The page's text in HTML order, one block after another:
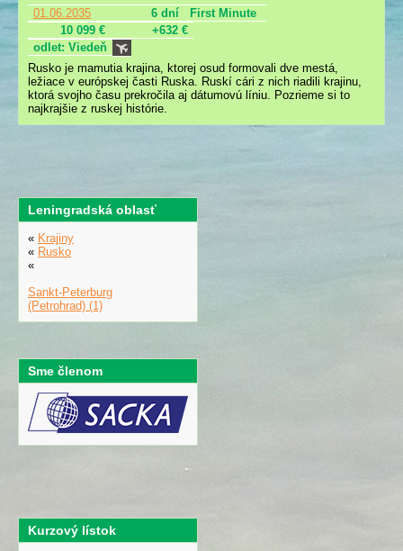
01.06.2035
6 dní
First Minute
10 099 €
+632 €
odlet: Viedeň
Rusko je mamutia krajina, ktorej osud formovali dve mestá,
ležiace v európskej časti Ruska. Ruskí cári z nich riadili krajinu,
ktorá svojho času prekročila aj dátumovú líniu. Pozrieme si to
najkrajšie z ruskej histórie.
Leningradská oblasť
« Krajiny
« Rusko
«
Sankt-Peterburg
(Petrohrad) (1)
Sme členom
Kurzový lístok